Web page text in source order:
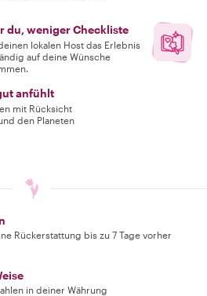
du, weniger Checkliste
lokalen Host das Erlebnis
auf deine Wünsche
anfühlt
mit Rücksicht
den Planeten
Rückerstattung bis zu 7 Tage vorher
in deiner Währung